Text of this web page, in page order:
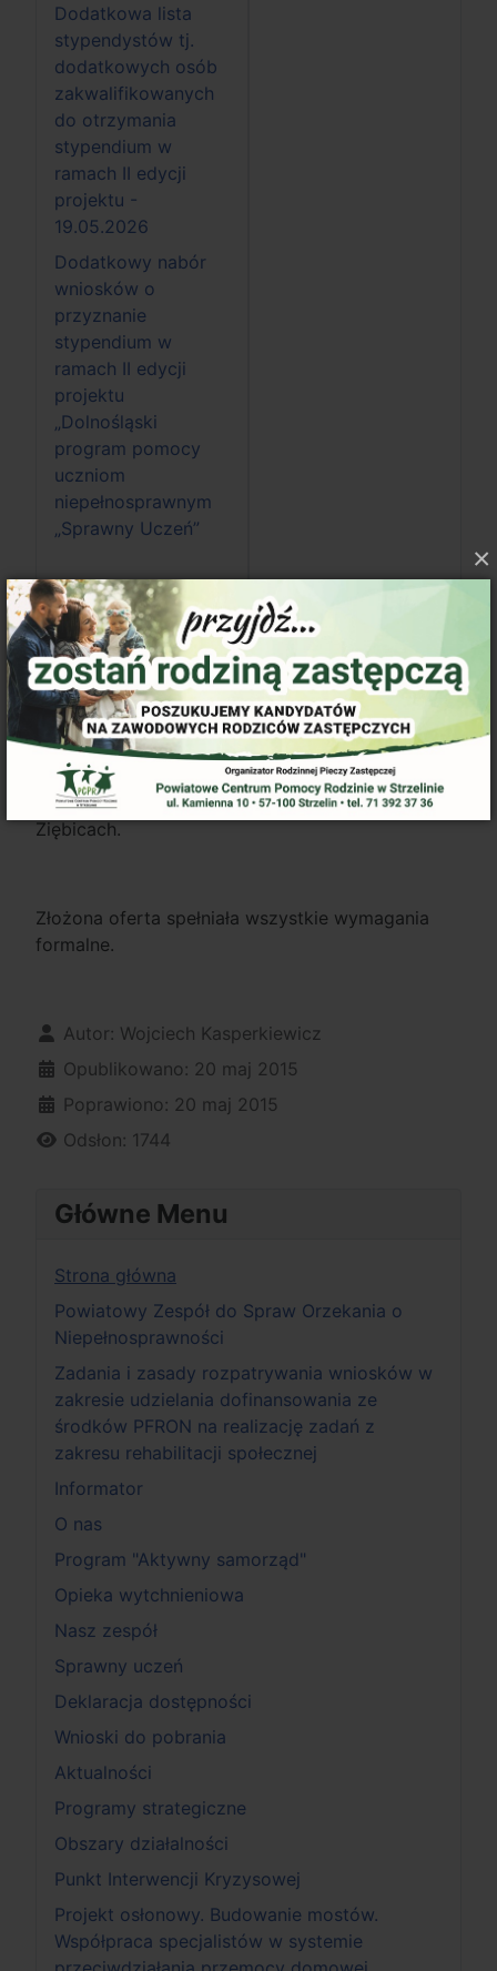
×
Dodatkowa lista
stypendystów tj.
dodatkowych osób
zakwalifikowanych
do otrzymania
stypendium w
ramach II edycji
projektu -
19.05.2026
Dodatkowy nabór
wniosków o
przyznanie
stypendium w
ramach II edycji
projektu
„Dolnośląski
program pomocy
uczniom
niepełnosprawnym
„Sprawny Uczeń”
Główne Menu
Strona główna
Powiatowy Zespół do Spraw Orzekania o
Niepełnosprawności
Zadania i zasady rozpatrywania wniosków w
zakresie udzielania dofinansowania ze
środków PFRON na realizację zadań z
zakresu rehabilitacji społecznej
Informator
O nas
Program "Aktywny samorząd"
Opieka wytchnieniowa
Nasz zespół
Sprawny uczeń
Deklaracja dostępności
Wnioski do pobrania
Aktualności
Programy strategiczne
Obszary działalności
Punkt Interwencji Kryzysowej
Projekt osłonowy. Budowanie mostów.
Współpraca specjalistów w systemie
Strona główna
W wyniku przeprowadzonego naboru
specjalistów do realizacji w roku 2015 programu
korekcyjno-edukacyjnego dla osób stosujących
przemoc w rodzinie wybrana została oferta
złożona przez Pana Jarosława Frysa oraz Panią
Annę Małgorzatę Wajdę zamieszkałych w
Ziębicach.
Złożona oferta spełniała wszystkie wymagania
formalne.
Szczegóły
Autor: Wojciech Kasperkiewicz
Opublikowano: 20 maj 2015
Poprawiono: 20 maj 2015
Odsłon: 1744